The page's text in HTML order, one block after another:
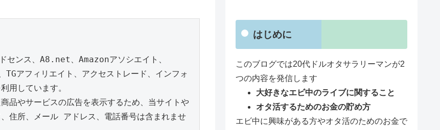
センス、A8.net、Amazonアソシエイト、
アフィリエイト、アクセストレード、インフォ
用しています。
品やサービスの広告を表示するため、当サイトや
所、メール アドレス、電話番号は含まれませ
はじめに
このブログでは20代ドルオタサラリーマンが2
つの内容を発信します
大好きなエビ中のライブに関すること
オタ活するためのお金の貯め方
エビ中に興味がある方やオタ活のためのお金で